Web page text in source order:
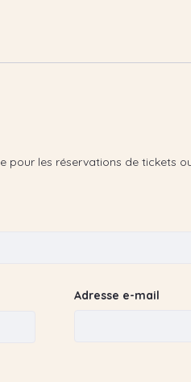
pour les réservations de tickets
Adresse e-mail